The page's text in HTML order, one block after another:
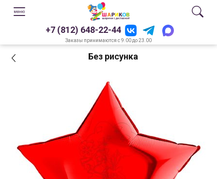
+7 (812) 648-22-44
Заказы принимаются с 9.00 до 23.00
Без рисунка